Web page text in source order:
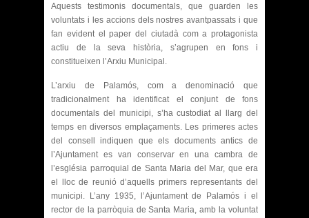
Aquests testimonis documentals, que guarden les
voluntats i les accions dels nostres avantpassats i que
fan evident el paper del ciutadà com a protagonista
actiu de la seva història, s’agrupen en fons i
constitueixen l’Arxiu Municipal.
L’arxiu de Palamós, com a denominació que
tradicionalment ha identificat el conjunt de fons
documentals del municipi, s’ha custodiat al llarg del
temps en diversos emplaçaments. Les primeres actes
del consell indiquen que els documents antics de
l’Ajuntament es van conservar en una cambra de
l’església parroquial de Santa Maria del Mar, que era
el lloc de reunió d’aquells primers representants del
municipi. L’any 1935, l’Ajuntament de Palamós i el
rector de la parròquia de Santa Maria, amb la voluntat